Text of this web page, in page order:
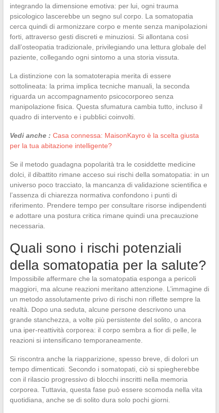
integrando la dimensione emotiva: per lui, ogni trauma
psicologico lascerebbe un segno sul corpo. La somatopatia
cerca quindi di armonizzare corpo e mente senza manipolazioni
forti, attraverso gesti discreti e minuziosi. Si allontana così
dall’osteopatia tradizionale, privilegiando una lettura globale del
paziente, collegando ogni sintomo a una storia vissuta.
La distinzione con la somatoterapia merita di essere
sottolineata: la prima implica tecniche manuali, la seconda
riguarda un accompagnamento psicocorporeo senza
manipolazione fisica. Questa sfumatura cambia tutto, incluso il
quadro di intervento e i pubblici coinvolti.
Vedi anche : Casa connessa: MaisonKayro è la scelta giusta
per la tua abitazione intelligente?
Se il metodo guadagna popolarità tra le cosiddette medicine
dolci, il dibattito rimane acceso sui rischi della somatopatia: in un
universo poco tracciato, la mancanza di validazione scientifica e
l’assenza di chiarezza normativa confondono i punti di
riferimento. Prendere tempo per consultare risorse indipendenti
e adottare una postura critica rimane quindi una precauzione
necessaria.
Quali sono i rischi potenziali
della somatopatia per la salute?
Impossibile affermare che la somatopatia esponga a pericoli
maggiori, ma alcune reazioni meritano attenzione. L’immagine di
un metodo assolutamente privo di rischi non riflette sempre la
realtà. Dopo una seduta, alcune persone descrivono una
grande stanchezza, a volte più persistente del solito, o ancora
una iper-reattività corporea: il corpo sembra a fior di pelle, le
reazioni si intensificano temporaneamente.
Si riscontra anche la riapparizione, spesso breve, di dolori un
tempo dimenticati. Secondo i somatopati, ciò si spiegherebbe
con il rilascio progressivo di blocchi inscritti nella memoria
corporea. Tuttavia, questa fase può essere scomoda nella vita
quotidiana, anche se di solito dura solo pochi giorni.